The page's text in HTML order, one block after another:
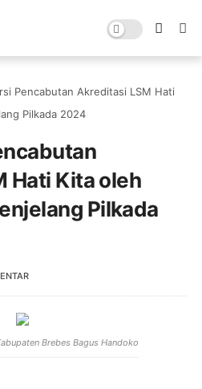
Pencabutan Akreditasi LSM Hati
Pilkada 2024
Hati Kita oleh
Pilkada
Brebes Bagus Handoko